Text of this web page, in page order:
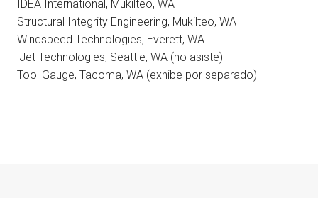
IDEA International, Mukilteo, WA
Structural Integrity Engineering, Mukilteo, WA
Windspeed Technologies, Everett, WA
iJet Technologies, Seattle, WA (no asiste)
Tool Gauge, Tacoma, WA (exhibe por separado)